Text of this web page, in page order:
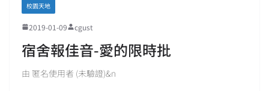
校園天地
2019-01-09 cgust
宿舍報佳音-愛的限時批
由 匿名使用者 (未驗證)&n